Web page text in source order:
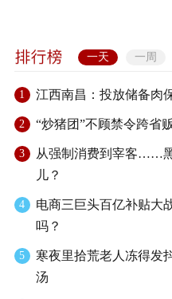
一天 一周
1 江西南昌：投放储备肉
2 “炒猪团”不顾禁令跨省
3
从强制消费到宰客……
儿？
4
电商三巨头百亿补贴大
吗？
5
寒夜里拾荒老人冻得发
汤